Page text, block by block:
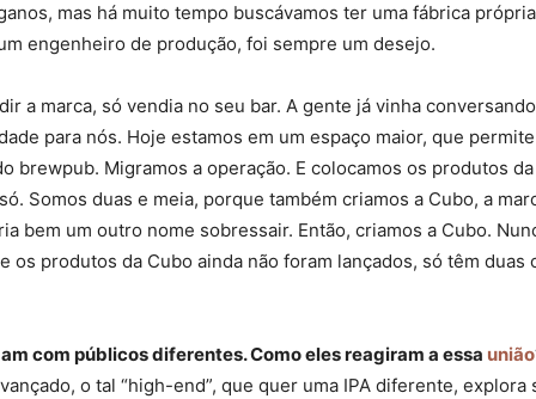
mas há muito tempo buscávamos ter uma fábrica
engenheiro de produção, foi sempre um desejo.
a marca, só vendia no seu bar. A gente já vinha
para nós. Hoje estamos em um espaço maior, que
brewpub. Migramos a operação. E colocamos os produtos
Somos duas e meia, porque também criamos a Cubo, a
bem um outro nome sobressair. Então, criamos a Cubo.
os produtos da Cubo ainda não foram lançados, só têm
com públicos diferentes. Como eles reagiram a essa união
o tal “high-end”, que quer uma IPA diferente,